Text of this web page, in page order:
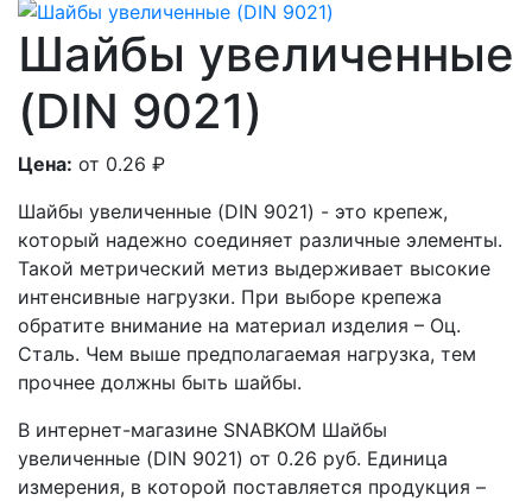
Шайбы увеличенные
(DIN 9021)
Цена: от 0.26 ₽
Шайбы увеличенные (DIN 9021) - это крепеж,
который надежно соединяет различные элементы.
Такой метрический метиз выдерживает высокие
интенсивные нагрузки. При выборе крепежа
обратите внимание на материал изделия – Оц.
Сталь. Чем выше предполагаемая нагрузка, тем
прочнее должны быть шайбы.
В интернет-магазине SNABKOM Шайбы
увеличенные (DIN 9021) от 0.26 руб. Единица
измерения, в которой поставляется продукция –